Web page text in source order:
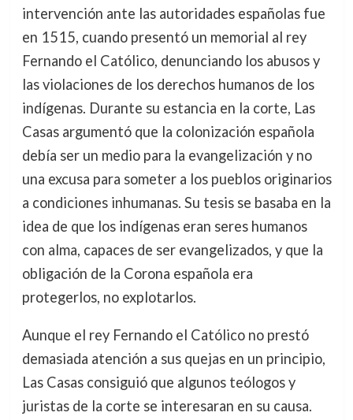
intervención ante las autoridades españolas fue
en 1515, cuando presentó un memorial al rey
Fernando el Católico, denunciando los abusos y
las violaciones de los derechos humanos de los
indígenas. Durante su estancia en la corte, Las
Casas argumentó que la colonización española
debía ser un medio para la evangelización y no
una excusa para someter a los pueblos originarios
a condiciones inhumanas. Su tesis se basaba en la
idea de que los indígenas eran seres humanos
con alma, capaces de ser evangelizados, y que la
obligación de la Corona española era
protegerlos, no explotarlos.
Aunque el rey Fernando el Católico no prestó
demasiada atención a sus quejas en un principio,
Las Casas consiguió que algunos teólogos y
juristas de la corte se interesaran en su causa.